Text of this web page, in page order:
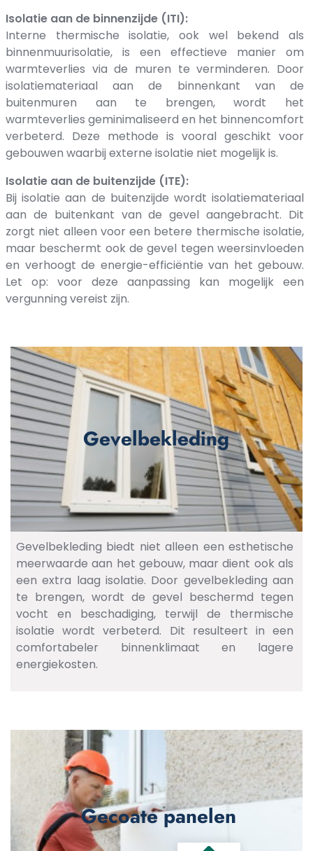
Isolatie aan de binnenzijde (ITI):
Interne thermische isolatie, ook wel bekend als
binnenmuurisolatie, is een effectieve manier om
warmteverlies via de muren te verminderen. Door
isolatiemateriaal aan de binnenkant van de
buitenmuren aan te brengen, wordt het
warmteverlies geminimaliseerd en het binnencomfort
verbeterd. Deze methode is vooral geschikt voor
gebouwen waarbij externe isolatie niet mogelijk is.
Isolatie aan de buitenzijde (ITE):
Bij isolatie aan de buitenzijde wordt isolatiemateriaal
aan de buitenkant van de gevel aangebracht. Dit
zorgt niet alleen voor een betere thermische isolatie,
maar beschermt ook de gevel tegen weersinvloeden
en verhoogt de energie-efficiëntie van het gebouw.
Let op: voor deze aanpassing kan mogelijk een
vergunning vereist zijn.
Gevelbekleding
Gevelbekleding biedt niet alleen een esthetische
meerwaarde aan het gebouw, maar dient ook als
een extra laag isolatie. Door gevelbekleding aan
te brengen, wordt de gevel beschermd tegen
vocht en beschadiging, terwijl de thermische
isolatie wordt verbeterd. Dit resulteert in een
comfortabeler binnenklimaat en lagere
energiekosten.
Gecoate panelen